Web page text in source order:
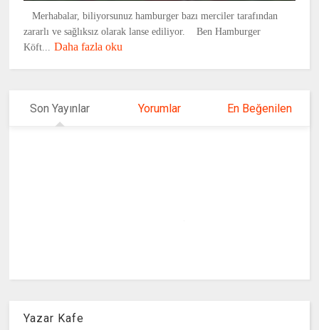
Merhabalar, biliyorsunuz hamburger bazı merciler tarafından
zararlı ve sağlıksız olarak lanse ediliyor. Ben Hamburger
Köft... Daha fazla oku
Son Yayınlar Yorumlar En Beğenilen
Yazar Kafe